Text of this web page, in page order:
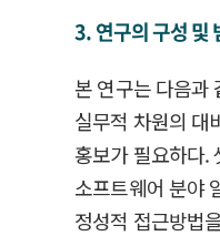
3. 연구의 구성 및
본 연구는 다음과
실무적 차원의 대
홍보가 필요하다.
소프트웨어 분야
정성적 접근방법